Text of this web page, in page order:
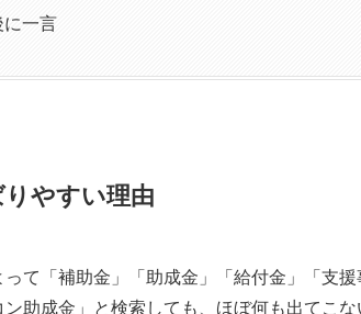
一言
りやすい理由
て「補助金」「助成金」「給付金」「支
助成金」と検索しても、ほぼ何も出てこな